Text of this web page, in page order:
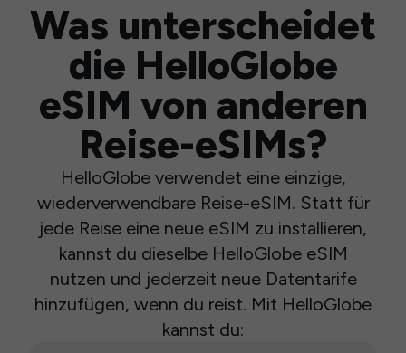
Was unterscheidet
die HelloGlobe
eSIM von anderen
Reise-eSIMs?
HelloGlobe verwendet eine einzige,
wiederverwendbare Reise-eSIM. Statt für
jede Reise eine neue eSIM zu installieren,
kannst du dieselbe HelloGlobe eSIM
nutzen und jederzeit neue Datentarife
hinzufügen, wenn du reist. Mit HelloGlobe
kannst du: